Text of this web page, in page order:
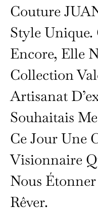
Couture
Style Unique.
Encore, Elle
Collection
Artisanat
Souhaitais
Ce Jour Une
Visionnaire
Nous
Rêver.